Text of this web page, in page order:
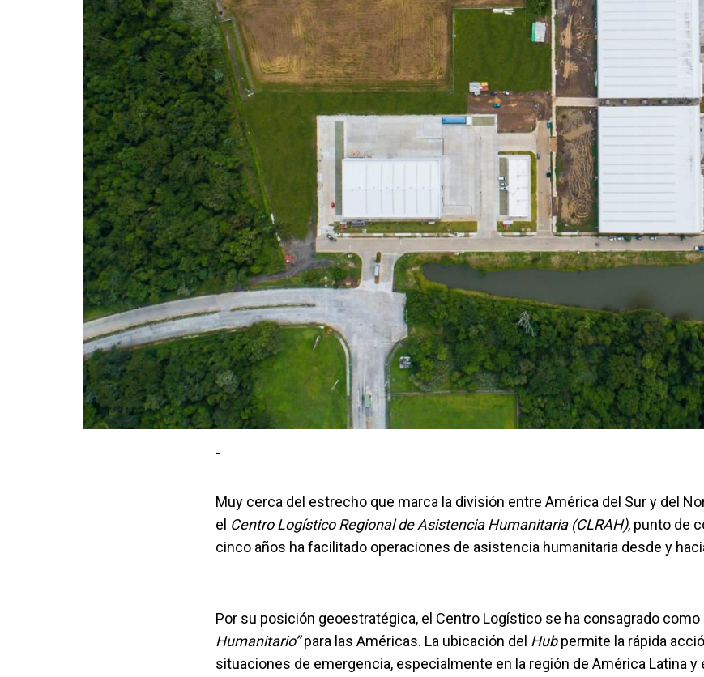
-
Muy cerca del estrecho que marca la división entre América del Sur y del
el Centro Logístico Regional de Asistencia Humanitaria (CLRAH), punto de
cinco años ha facilitado operaciones de asistencia humanitaria desde y
Por su posición geoestratégica, el Centro Logístico se ha consagrado como
Humanitario’’para las Américas. La ubicación del Hubpermite la rápida
situaciones de emergencia, especialmente en la región de América Latina y